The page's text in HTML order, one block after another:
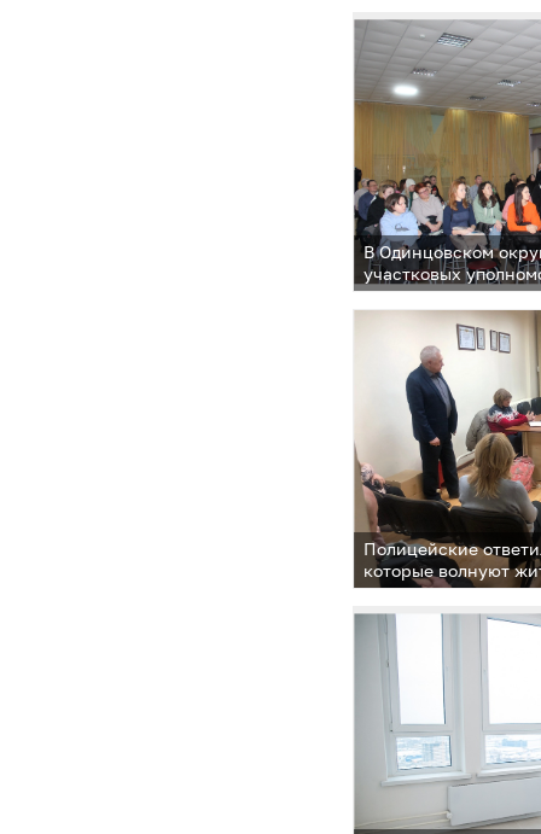
В Одинцовском
участковых
перед населением
Полицейские
которые волнуют